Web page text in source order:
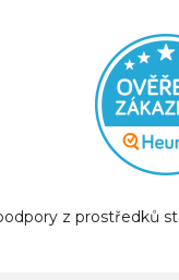
z prostředků